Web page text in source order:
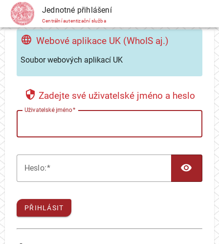
CAS Jednotné přihlášení
Centrální autentizační služba
Webové aplikace UK (WhoIS aj.)
Soubor webových aplikací UK
Zadejte své uživatelské jméno a heslo
Uživatelské jméno
Heslo:
PŘIHLÁSIT